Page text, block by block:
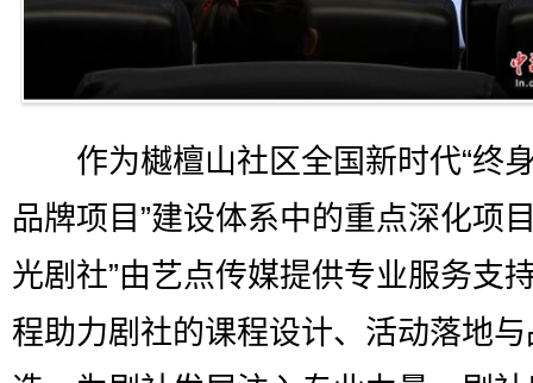
作为樾檀山社区全国新时代“终
品牌项目”建设体系中的重点深化项
光剧社”由艺点传媒提供专业服务支
程助力剧社的课程设计、活动落地